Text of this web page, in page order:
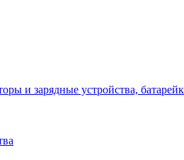
и зарядные устройства,